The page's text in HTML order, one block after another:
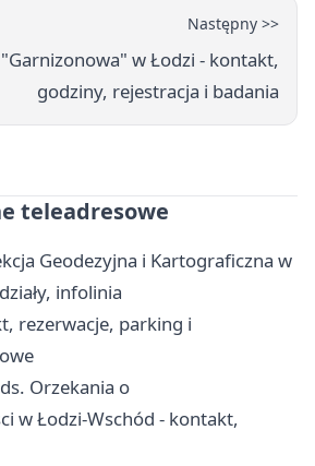
Następny >>
w Łodzi - kontakt,
godziny, rejestracja i badania
teleadresowe
Geodezyjna i Kartograficzna w
infolinia
rezerwacje, parking i
Orzekania o
w Łodzi-Wschód - kontakt,